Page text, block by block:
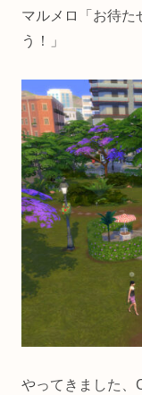
マルメロ「お待た
う！」
やってきました、